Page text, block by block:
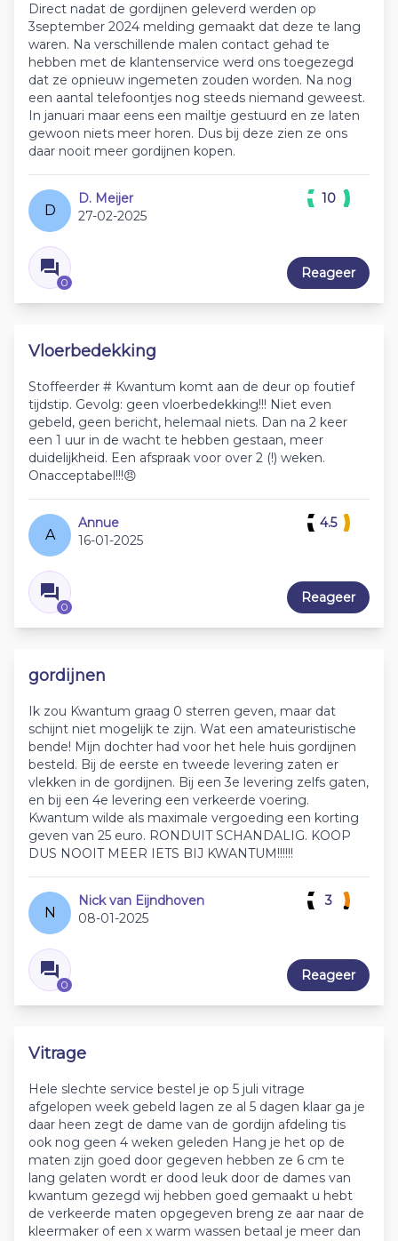
Direct nadat de gordijnen geleverd werden op
3september 2024 melding gemaakt dat deze te lang
waren. Na verschillende malen contact gehad te
hebben met de klantenservice werd ons toegezegd
dat ze opnieuw ingemeten zouden worden. Na nog
een aantal telefoontjes nog steeds niemand geweest.
In januari maar eens een mailtje gestuurd en ze laten
gewoon niets meer horen. Dus bij deze zien ze ons
daar nooit meer gordijnen kopen.
D
D. Meijer
27-02-2025
0
10
Reageer
Vloerbedekking
Stoffeerder # Kwantum komt aan de deur op foutief
tijdstip. Gevolg: geen vloerbedekking!!! Niet even
gebeld, geen bericht, helemaal niets. Dan na 2 keer
een 1 uur in de wacht te hebben gestaan, meer
duidelijkheid. Een afspraak voor over 2 (!) weken.
Onacceptabel!!!😠
A
Annue
16-01-2025
0
4.5
Reageer
gordijnen
Ik zou Kwantum graag 0 sterren geven, maar dat
schijnt niet mogelijk te zijn. Wat een amateuristische
bende! Mijn dochter had voor het hele huis gordijnen
besteld. Bij de eerste en tweede levering zaten er
vlekken in de gordijnen. Bij een 3e levering zelfs gaten,
en bij een 4e levering een verkeerde voering.
Kwantum wilde als maximale vergoeding een korting
geven van 25 euro. RONDUIT SCHANDALIG. KOOP
DUS NOOIT MEER IETS BIJ KWANTUM!!!!!!
N
Nick van Eijndhoven
08-01-2025
0
3
Reageer
Vitrage
Hele slechte service bestel je op 5 juli vitrage
afgelopen week gebeld lagen ze al 5 dagen klaar ga je
daar heen zegt de dame van de gordijn afdeling tis
ook nog geen 4 weken geleden Hang je het op de
maten zijn goed door gegeven hebben ze 6 cm te
lang gelaten wordt er dood leuk door de dames van
kwantum gezegd wij hebben goed gemaakt u hebt
de verkeerde maten opgegeven breng ze aar naar de
kleermaker of een x warm wassen betaal je meer dan